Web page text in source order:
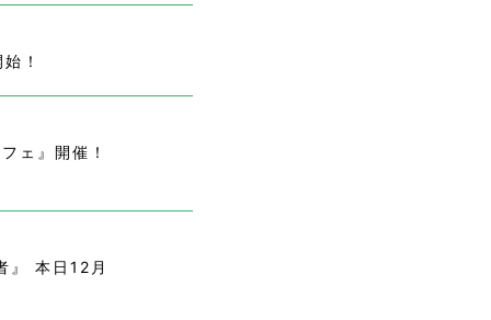
！
ェ』開催！
』 本日12月